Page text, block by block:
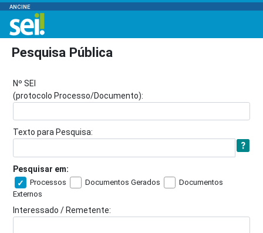
ANCINE
Pesquisa Pública
Nº SEI
(protocolo Processo/Documento):
Texto para Pesquisa:
Pesquisar em:
Processos Documentos Gerados
Documentos
Externos
Interessado / Remetente: